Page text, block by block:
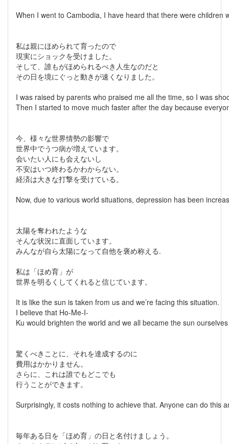
When I went to Cambodia, I have heard that there were
私は親にほめられて育ったので
現実にショックを受けました。
そして、誰もがほめられるべき人生なのだと
その日を境にぐっと動きが速くなりました。
I was raised by parents who praised me all the time, so I was
Then I started to move much faster after the day because
今、様々な世界情勢の影響で
世界中でうつ病が増えています。
会いたい人にも会えないし
不安はいつ終わるかわからない。
経済は大きな打撃を受けている。
Now, due to various world situations, depression has been
太陽を奪われたような
そんな状況に直面しています。
みんなが自ら太陽になって自他を褒め称える.
私は「ほめ育」が
世界を明るくしてくれると信じています。
It is like the sun is taken from us and we’re facing this situation.
I believe that Ho-Me-I-
Ku would brighten the world and we all became the sun
驚くべきことに、それを達成するのに
費用はかかりません。
さらに、これは誰でもどこでも
行うことができます。
Surprisingly, it costs nothing to achieve that. Anyone can do this
毎年ある日を「ほめ育」の日と名付けましょう。